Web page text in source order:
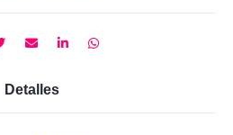
Detalles